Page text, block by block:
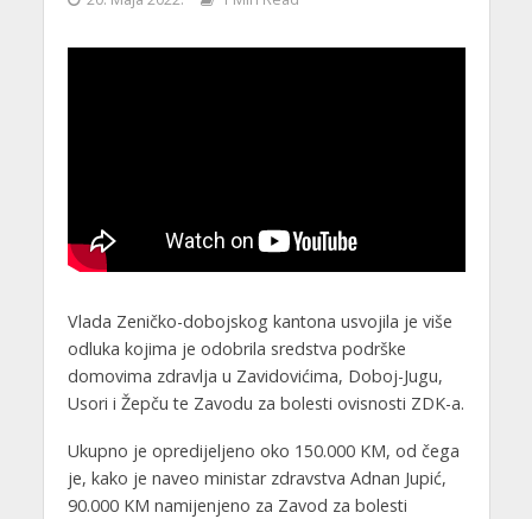
Vlada Zeničko-dobojskog kantona usvojila je više
odluka kojima je odobrila sredstva podrške
domovima zdravlja u Zavidovićima, Doboj-Jugu,
Usori i Žepču te Zavodu za bolesti ovisnosti ZDK-a.
Ukupno je opredijeljeno oko 150.000 KM, od čega
je, kako je naveo ministar zdravstva Adnan Jupić,
90.000 KM namijenjeno za Zavod za bolesti